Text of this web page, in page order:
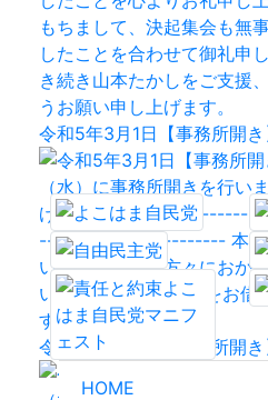
令和5年3月1日【事務所開
令和5年3月1日【事務所開
HOME